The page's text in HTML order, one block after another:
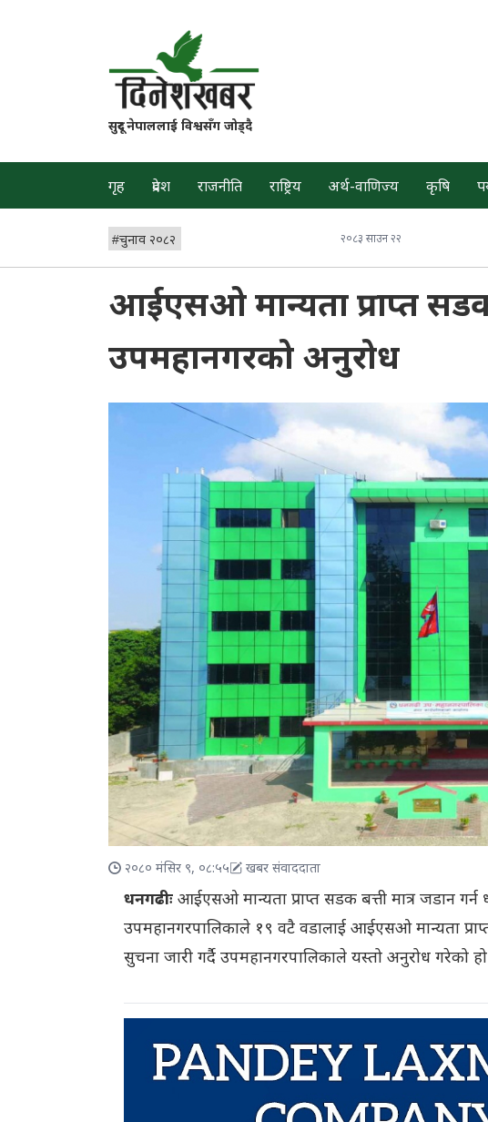
सुदूर नेपाललाई विश्वसँग जोड्दै
गृह प्रदेश राजनीति राष्ट्रिय अर्थ-वाणिज्य कृषि
#चुनाव २०८२ २०८३ साउन २२
आईएसओ मान्यता प्राप्त सडक
उपमहानगरको अनुरोध
२०८० मंसिर ९, ०८:५५ खबर संवाददाता
धनगढीः आईएसओ मान्यता प्राप्त सडक बत्ती मात्र जडान
उपमहानगरपालिकाले १९ वटै वडालाई आईएसओ मान्यता
सुचना जारी गर्दै उपमहानगरपालिकाले यस्तो अनुरोध गरेको